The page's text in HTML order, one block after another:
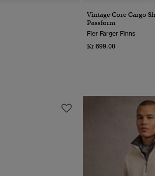
Vintage Core Cargo
Passform
Fler Färger Finns
Kr 699,00